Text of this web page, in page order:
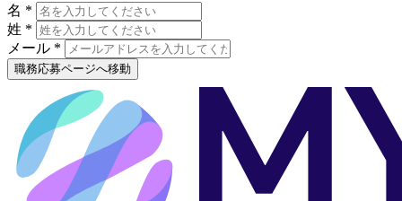
名 *
姓 *
メール *
職務応募ページへ移動